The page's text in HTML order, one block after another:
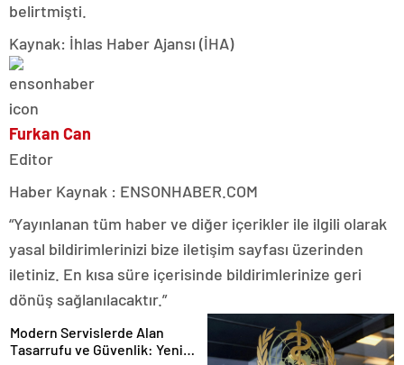
belirtmişti.
Kaynak: İhlas Haber Ajansı (İHA)
Furkan Can
Editor
Haber Kaynak : ENSONHABER.COM
“Yayınlanan tüm haber ve diğer içerikler ile ilgili olarak
yasal bildirimlerinizi bize iletişim sayfası üzerinden
iletiniz. En kısa süre içerisinde bildirimlerinize geri
dönüş sağlanılacaktır.”
Modern Servislerde Alan
Tasarrufu ve Güvenlik: Yeni